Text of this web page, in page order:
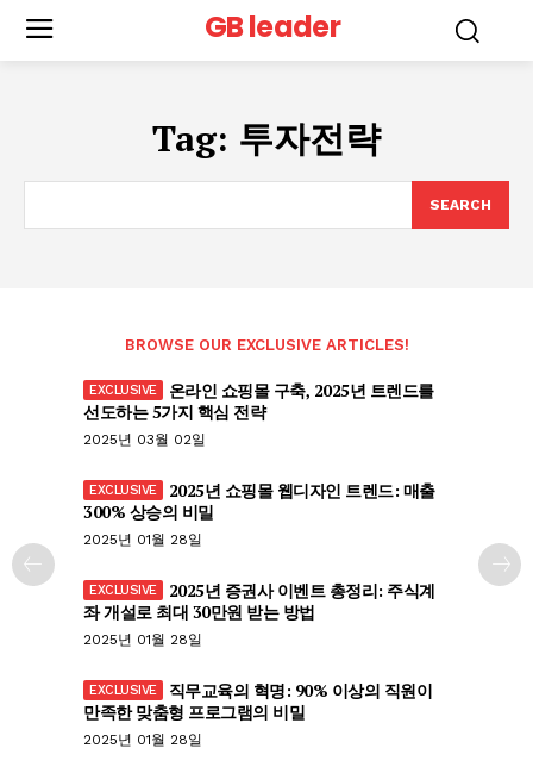
GB leader
Tag: 투자전략
SEARCH
BROWSE OUR EXCLUSIVE ARTICLES!
온라인 쇼핑몰 구축, 2025년 트렌드를
선도하는 5가지 핵심 전략
2025년 03월 02일
2025년 쇼핑몰 웹디자인 트렌드: 매출
300% 상승의 비밀
2025년 01월 28일
2025년 증권사 이벤트 총정리: 주식계
좌 개설로 최대 30만원 받는 방법
2025년 01월 28일
직무교육의 혁명: 90% 이상의 직원이
만족한 맞춤형 프로그램의 비밀
2025년 01월 28일